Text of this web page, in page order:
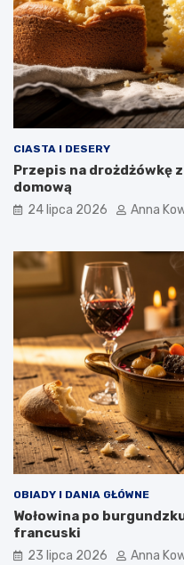
CIASTA I DESERY
Przepis na drożdżówkę
domową
24 lipca 2026 Anna
OBIADY I DANIA GŁÓWNE
Wołowina po
francuski
23 lipca 2026 Anna